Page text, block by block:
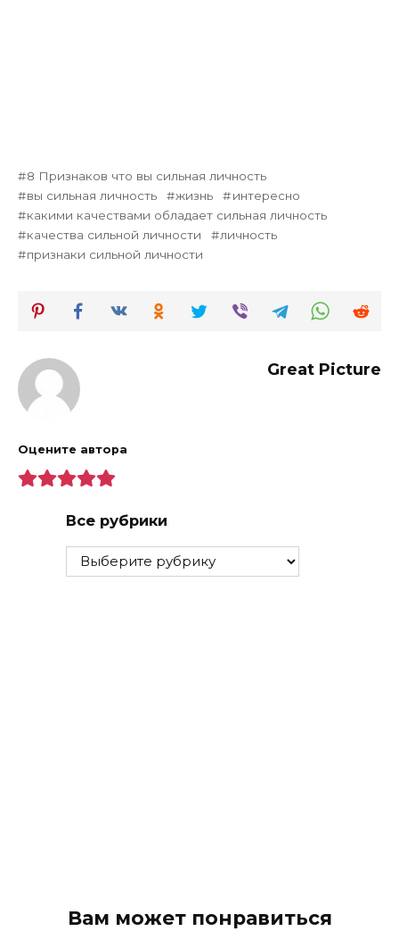
8 Признаков что вы сильная личность
вы сильная личность
жизнь
интересно
какими качествами обладает сильная личность
качества сильной личности
личность
признаки сильной личности
Great Picture
Оцените автора
Все рубрики
Все
рубрики
Вам может понравиться